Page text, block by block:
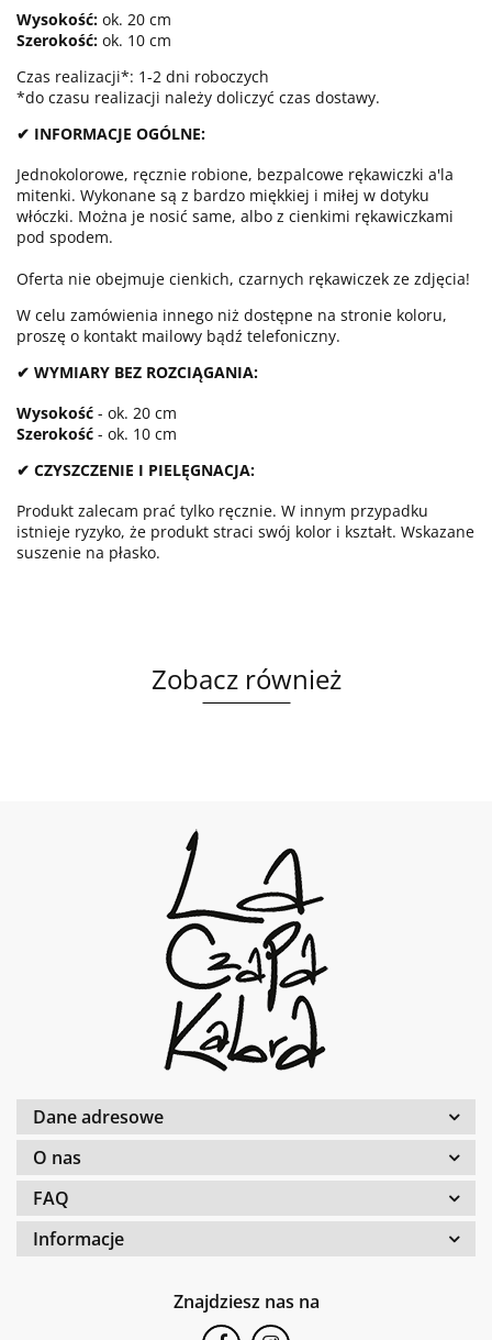
Wysokość: ok. 20 cm
Szerokość: ok. 10 cm
Czas realizacji*: 1-2 dni roboczych
*do czasu realizacji należy doliczyć czas dostawy.
✔ INFORMACJE OGÓLNE:
Jednokolorowe, ręcznie robione, bezpalcowe rękawiczki a'la
mitenki. Wykonane są z bardzo miękkiej i miłej w dotyku
włóczki. Można je nosić same, albo z cienkimi rękawiczkami
pod spodem.
Oferta nie obejmuje cienkich, czarnych rękawiczek ze zdjęcia!
W celu zamówienia innego niż dostępne na stronie koloru,
proszę o kontakt mailowy bądź telefoniczny.
✔ WYMIARY BEZ ROZCIĄGANIA:
Wysokość - ok. 20 cm
Szerokość - ok. 10 cm
✔ CZYSZCZENIE I PIELĘGNACJA:
Produkt zalecam prać tylko ręcznie. W innym przypadku
istnieje ryzyko, że produkt straci swój kolor i kształt. Wskazane
suszenie na płasko.
Zobacz również
Dane adresowe
O nas
FAQ
Informacje
Znajdziesz nas na